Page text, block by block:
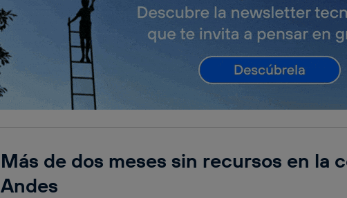
Más de dos meses sin recursos en la
Andes